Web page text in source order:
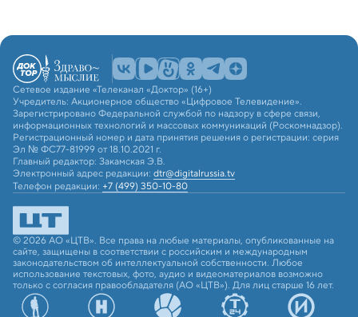
Сетевое издание «Телеканал «Доктор» (16+)
Учредитель: Акционерное общество «Цифровое Телевидение».
Зарегистрировано Федеральной службой по надзору в сфере связи,
информационных технологий и массовых коммуникаций (Роскомнадзор).
Регистрационный номер и дата принятия решения о регистрации: серия
Эл № ФС77-81999 от 18.10.2021 г.
Главный редактор: Закамская Э.В.
Электронный адрес редакции: dtr@digitalrussia.tv
Телефон редакции: +7 (499) 350-10-80
© 2026 АО «ЦТВ». Все права на любые материалы, опубликованные на
сайте, защищены в соответствии с российским и международным
законодательством об интеллектуальной собственности. Любое
использование текстовых, фото, аудио и видеоматериалов возможно
только с согласия правообладателя (АО «ЦТВ»). Для лиц старше 16 лет.